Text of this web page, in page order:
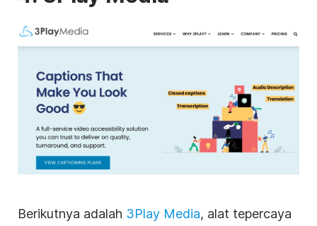
Berikutnya adalah 3Play Media, alat tepercaya